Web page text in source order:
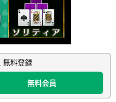
無料登録
無料会員